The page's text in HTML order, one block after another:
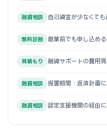
融資相談 自己資金が少なくて
無料診断 創業前でも申し込め
見積もり 融資サポートの費用
融資相談 据置期間・返済計画
融資相談 認定支援機関の経由